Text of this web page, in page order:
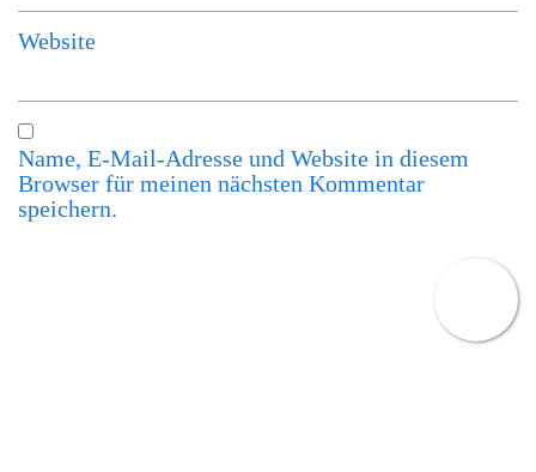
Website
Name, E-Mail-Adresse und Website in diesem
Browser für meinen nächsten Kommentar
speichern.